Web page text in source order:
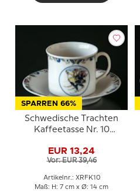
SPARREN 66%
Schwedische Trachten
Kaffeetasse Nr. 10
EUR 13,24
Vor: EUR 39,46
Artikelnr.: XRFK10
Maß: H: 7 cm x Ø: 14 cm